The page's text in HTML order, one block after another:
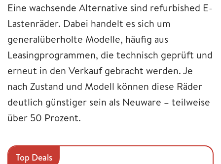
Eine wachsende Alternative sind refurbished E-
Lastenräder. Dabei handelt es sich um
generalüberholte Modelle, häufig aus
Leasingprogrammen, die technisch geprüft und
erneut in den Verkauf gebracht werden. Je
nach Zustand und Modell können diese Räder
deutlich günstiger sein als Neuware – teilweise
über 50 Prozent.
Top Deals